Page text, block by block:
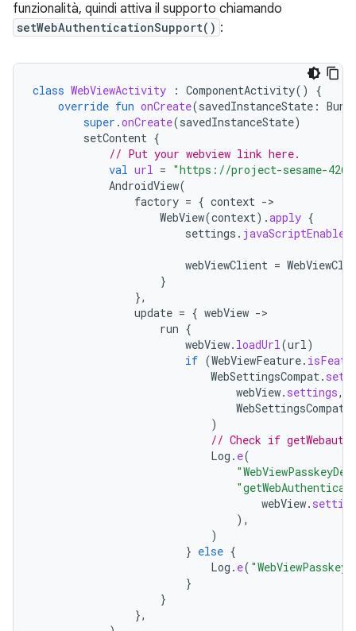
funzionalità, quindi attiva il supporto chiamando
setWebAuthenticationSupport() :
class WebViewActivity : ComponentActivity()
{
override fun onCreate(savedInstanceState :
super .onCreate(savedInstanceState)
setContent {
// Put your webview link here.
val url = "https://project-sesame-
AndroidView(
factory = { context -
WebView(context).apply {
settings . javaScriptEnabled
webViewClient =
}
},
update = { webView -
run {
webView. loadUrl(url)
if (WebViewFeature.
WebSettingsCompat.
webView. settings,
WebSettingsCompat
)
// Check if
Log . e(
webView.
),
)
} else {
Log . e(
}
}
},